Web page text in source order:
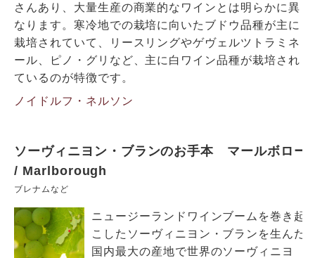
さんあり、大量生産の商業的なワインとは明らかに異
なります。寒冷地での栽培に向いたブドウ品種が主に
栽培されていて、リースリングやゲヴェルツトラミネ
ール、ピノ・グリなど、主に白ワイン品種が栽培され
ているのが特徴です。
ノイドルフ・ネルソン
ソーヴィニヨン・ブランのお手本 マールボロー
/ Marlborough
ブレナムなど
ニュージーランドワインブームを巻き起
こしたソーヴィニヨン・ブランを生んだ
国内最大の産地で世界のソーヴィニヨ